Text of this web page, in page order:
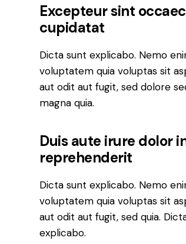
Excepteur sint
cupidatat
Dicta sunt explicabo. Nemo
voluptatem quia voluptas sit
aut odit aut fugit, sed dolore
magna quia.
Duis aute irure dolor
reprehenderit
Dicta sunt explicabo. Nemo
voluptatem quia voluptas sit
aut odit aut fugit, sed quia.
explicabo.